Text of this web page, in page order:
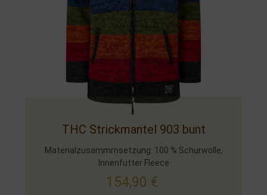
THC Strickmantel 903 bunt
Materialzusammrnsetzung: 100 % Schurwolle,
Innenfutter Fleece
154,90 €